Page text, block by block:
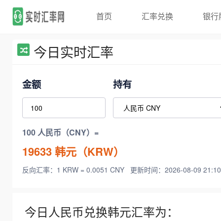
首页 汇率兑换 银行
今日实时汇率
金额 持有
100 人民币（CNY）=
19633韩元（KRW）
反向汇率：1 KRW = 0.0051 CNY 更新时间：2026-08-09
今日人民币兑换韩元汇率为：